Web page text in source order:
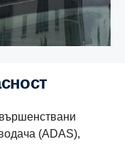
(ADAS),